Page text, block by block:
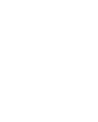
デザイン